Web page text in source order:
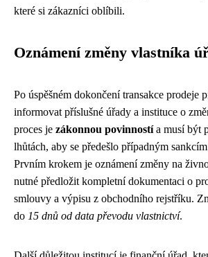
které si zákazníci oblíbili.
Oznámení změny vlastníka
Po úspěšném dokončení transakce prodeje
informovat příslušné úřady a instituce o
proces je zákonnou povinnostía musí být
lhůtách, aby se předešlo případným
Prvním krokem je oznámení změny na
nutné předložit kompletní dokumentaci o
smlouvy a výpisu z obchodního rejstříku.
do 15 dnů od data převodu vlastnictví.